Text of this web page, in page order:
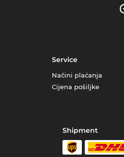
Service
Načini plaćanja
Cijena pošiljke
Shipment